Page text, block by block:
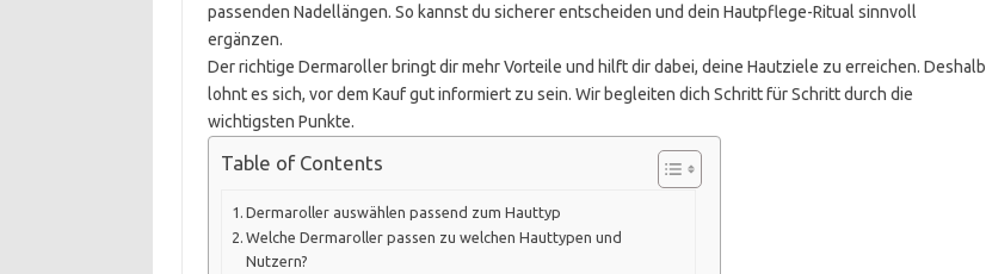
passenden Nadellängen. So kannst du sicherer entscheiden und dein Hautpflege-Ritual sinnvoll
ergänzen.
Der richtige Dermaroller bringt dir mehr Vorteile und hilft dir dabei, deine Hautziele zu erreichen. Deshalb
lohnt es sich, vor dem Kauf gut informiert zu sein. Wir begleiten dich Schritt für Schritt durch die
wichtigsten Punkte.
Table of Contents
Dermaroller auswählen passend zum Hauttyp
Welche Dermaroller passen zu welchen Hauttypen und
Nutzern?